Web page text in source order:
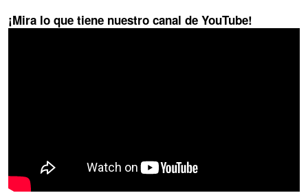
¡Mira lo que tiene nuestro canal de YouTube!